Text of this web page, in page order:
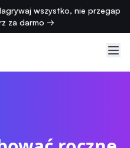
wszystko, nie przegap
za darmo →